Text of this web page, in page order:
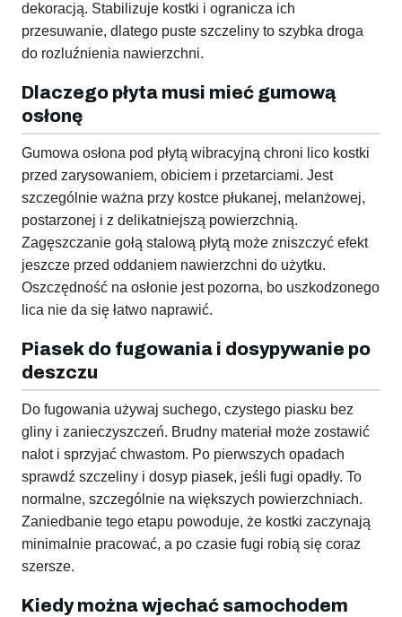
dekoracją. Stabilizuje kostki i ogranicza ich
przesuwanie, dlatego puste szczeliny to szybka droga
do rozluźnienia nawierzchni.
Dlaczego płyta musi mieć gumową
osłonę
Gumowa osłona pod płytą wibracyjną chroni lico kostki
przed zarysowaniem, obiciem i przetarciami. Jest
szczególnie ważna przy kostce płukanej, melanżowej,
postarzonej i z delikatniejszą powierzchnią.
Zagęszczanie gołą stalową płytą może zniszczyć efekt
jeszcze przed oddaniem nawierzchni do użytku.
Oszczędność na osłonie jest pozorna, bo uszkodzonego
lica nie da się łatwo naprawić.
Piasek do fugowania i dosypywanie po
deszczu
Do fugowania używaj suchego, czystego piasku bez
gliny i zanieczyszczeń. Brudny materiał może zostawić
nalot i sprzyjać chwastom. Po pierwszych opadach
sprawdź szczeliny i dosyp piasek, jeśli fugi opadły. To
normalne, szczególnie na większych powierzchniach.
Zaniedbanie tego etapu powoduje, że kostki zaczynają
minimalnie pracować, a po czasie fugi robią się coraz
szersze.
Kiedy można wjechać samochodem